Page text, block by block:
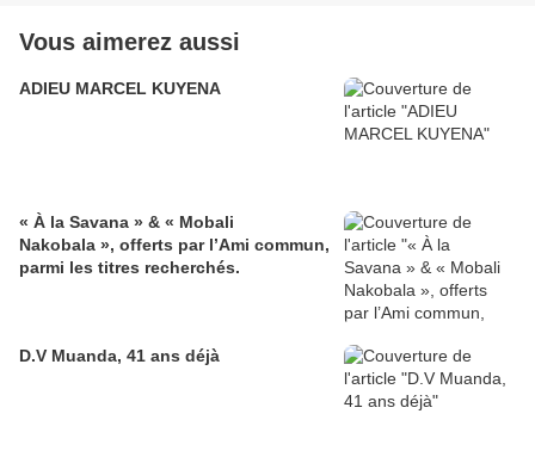
Vous aimerez aussi
ADIEU MARCEL KUYENA
« À la Savana » & « Mobali
Nakobala », offerts par l’Ami commun,
parmi les titres recherchés.
D.V Muanda, 41 ans déjà